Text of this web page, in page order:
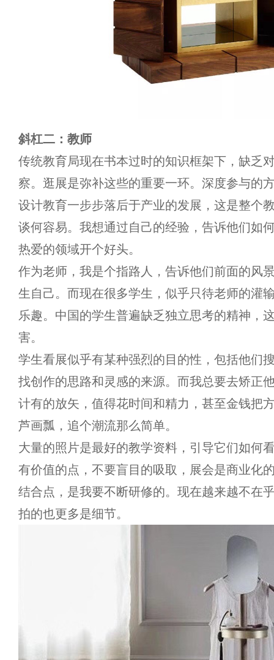
斜杠二：教师
传统教育局现在书本过时的知识框架下，缺乏
察。逛展是弥补这些的重要一环。深度参与的
设计教育一步步落后于产业的发展，这是整个
谈何容易。我想通过自己的经验，告诉他们如
热爱的领域开个好头。
作为老师，我是个指路人，告诉他们前面的风
生自己。而现在很多学生，似乎只待老师的灌
乐趣。中国的学生普遍缺乏独立思考的精神，
害。
学生看展似乎有某种强烈的目的性，包括他们
找创作的思路和灵感的来源。而我总要去矫正
计有的放矢，值得花时间和精力，甚至金钱把
芦画瓢，追个潮流那么简单。
大量的照片是最好的教学资料，引导它们如何
有价值的点，不要盲目的吸取，展会是商业化
结合点，是我要不断研修的。现在越来越不在
拍的也更多是细节。